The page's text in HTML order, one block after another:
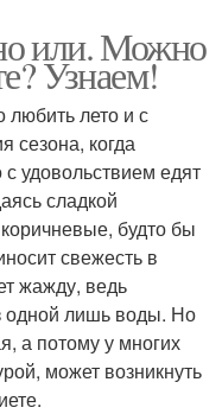
или. Можно
Узнаем!
любить лето и с
сезона, когда
удовольствием едят
сладкой
будто бы
свежесть в
жажду, ведь
одной лишь воды. Но
а потому у многих
может возникнуть